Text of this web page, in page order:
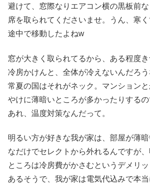
避けて、窓際なりエアコン横の黒板前
席を取られてくださいませ。うん、寒く
途中で移動したよねw
窓が大きく取られてるから、ある程度き
冷房かけんと、全体が冷えないんだろう
常夏の国はそれがネック。マンションと
やけに薄暗いところが多かったりするの
あれ、温度対策なんだって。
明るい方が好きな我が家は、部屋が薄
なだけでセレクトから外れるんですが
ところは冷房費がかさむというデメリ
あるそうで、我が家は電気代込みで本当